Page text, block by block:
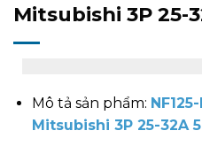
Mitsubishi 3P 25-
Mô tả sản phẩm:
Mitsubishi 3P 25-32A